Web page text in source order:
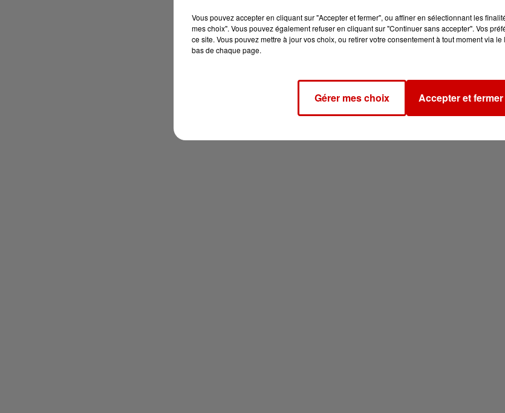
Vous pouvez accepter en cliquant sur "Accepter et fermer", ou affiner en sélectionnant les
mes choix". Vous pouvez également refuser en cliquant sur "Continuer sans accepter". Vos
ce site. Vous pouvez mettre à jour vos choix, ou retirer votre consentement à tout moment via
bas de chaque page.
Gérer mes choix Accepter et fermer